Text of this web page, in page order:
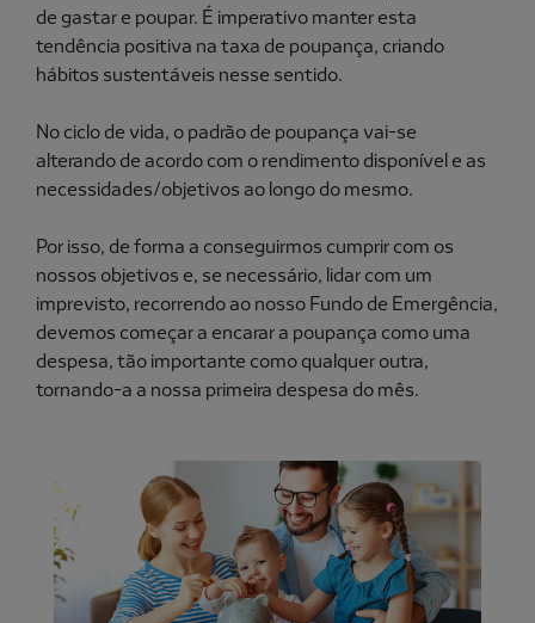
de gastar e poupar. É imperativo manter esta
tendência positiva na taxa de poupança, criando
hábitos sustentáveis nesse sentido.
No ciclo de vida, o padrão de poupança vai-se
alterando de acordo com o rendimento disponível e as
necessidades/objetivos ao longo do mesmo.
Por isso, de forma a conseguirmos cumprir com os
nossos objetivos e, se necessário, lidar com um
imprevisto, recorrendo ao nosso Fundo de Emergência,
devemos começar a encarar a poupança como uma
despesa, tão importante como qualquer outra,
tornando-a a nossa primeira despesa do mês.